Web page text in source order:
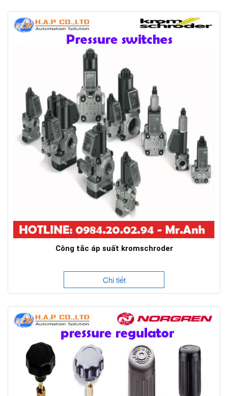
Công tắc áp suất kromschroder
Chi tiết